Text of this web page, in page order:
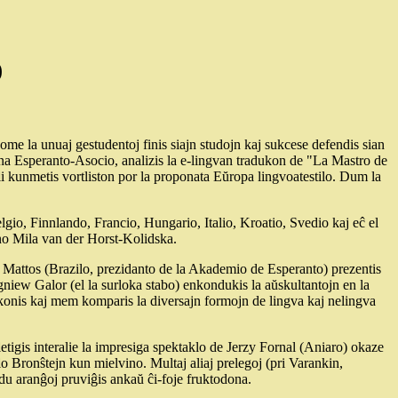
la unuaj gestudentoj finis siajn studojn kaj sukcese defendis sian
Esperanto-Asocio, analizis la e-lingvan tradukon de "La Mastro de
vortliston por la proponata Eŭropa lingvoatestilo. Dum la
Finnlando, Francio, Hungario, Italio, Kroatio, Svedio kaj eĉ el
Mila van der Horst-Kolidska.
(Brazilo, prezidanto de la Akademio de Esperanto) prezentis
Galor (el la surloka stabo) enkondukis la aŭskultantojn en la
kaj mem komparis la diversajn formojn de lingva kaj nelingva
interalie la impresiga spektaklo de Jerzy Fornal (Aniaro) okaze
Bronŝtejn kun mielvino. Multaj aliaj prelegoj (pri Varankin,
aranĝoj pruviĝis ankaŭ ĉi-foje fruktodona.